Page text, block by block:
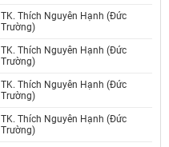
TK. Thích Nguyên Hạnh (Đức
Trường)
TK. Thích Nguyên Hạnh (Đức
Trường)
TK. Thích Nguyên Hạnh (Đức
Trường)
TK. Thích Nguyên Hạnh (Đức
Trường)